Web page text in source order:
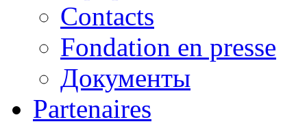
Contacts
Fondation en presse
Документы
Partenaires